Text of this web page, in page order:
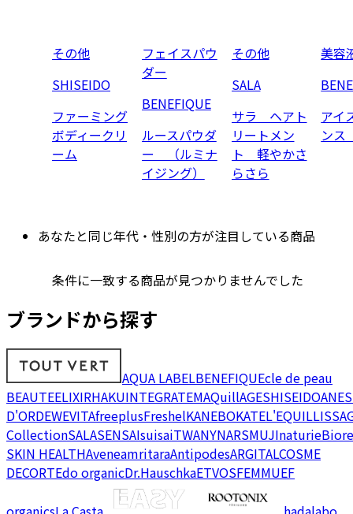
その他
SHISEIDO
ファーミング
ボディークリ
ーム
フェイスパウ
ダー
BENEFIQUE
ルースパウダ
ー （ルミナ
イジング）
その他
SALA
サラ ヘアト
リートメン
ト 軽やかさ
らさら
美容
アイ
ン
あなたと同じ年代・性別の方が注目している商品
条件に一致する商品が見つかりませんでした
ブランドから探す
AQUA LABELBENEFIQUEcle de peau
BEAUTEELIXIRHAKUINTEGRATEMAQuillAGESHISEIDO
D'ORDEWEVITAfreeplusFreshelKANEBOKATEL'EQUIL
CollectionSALASENSAIsuisaiTWANYNARSMUJInaturieBiore
SKIN HEALTHAveneamritaraAntipodesARGITALCOSME
DECORTEdo organicDr.HauschkaETVOSFEMMUEF